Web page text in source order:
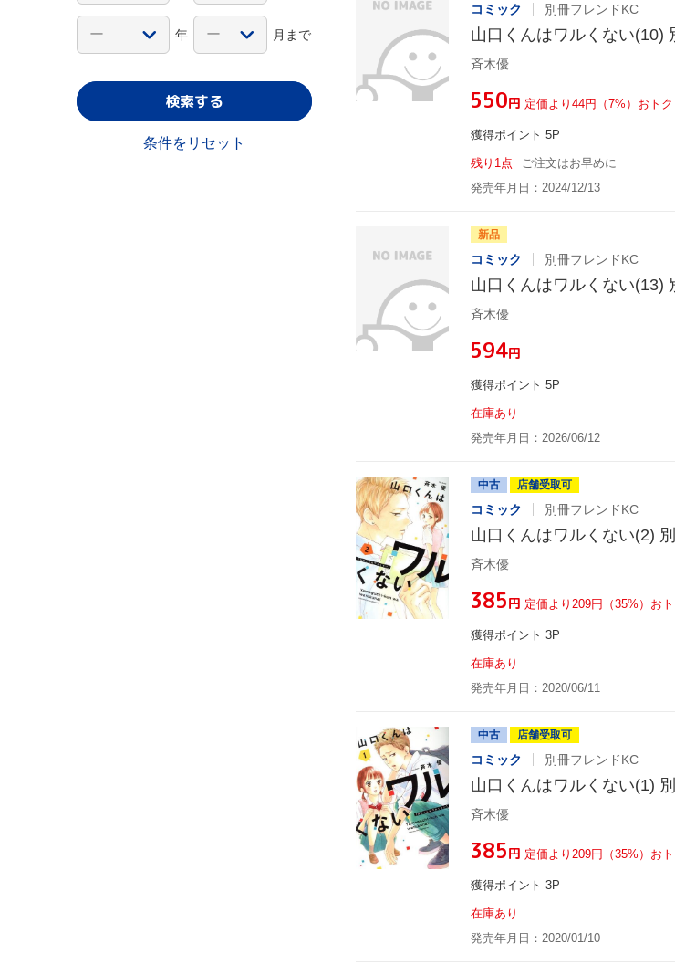
コミック 別冊フレンドKC
山口くんはワルくない(10)
斉木優
¥550円 定価より44円（7%）おトク
獲得ポイント 5P
残り1点
ご注文はお早めに
発売年月日：2024/12/13
新品
コミック 別冊フレンドKC
山口くんはワルくない(13)
斉木優
¥594円
獲得ポイント 5P
在庫あり
発売年月日：2026/06/12
中古 店舗受取可
コミック 別冊フレンドKC
山口くんはワルくない(2)
斉木優
¥385円 定価より209円（35%）おト
獲得ポイント 3P
在庫あり
発売年月日：2020/06/11
中古 店舗受取可
コミック 別冊フレンドKC
山口くんはワルくない(1)
斉木優
¥385円 定価より209円（35%）おト
獲得ポイント 3P
在庫あり
発売年月日：2020/01/10
年 月まで
検索する
条件をリセット